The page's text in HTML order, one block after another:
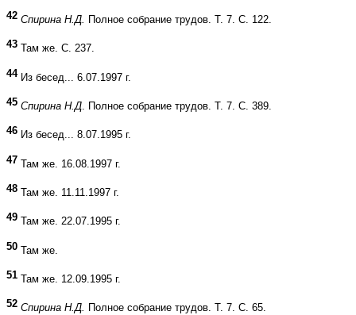
42 Спирина Н.Д. Полное собрание трудов. Т. 7. С. 122.
43 Там же. С. 237.
44Из бесед... 6.07.1997 г.
45 Спирина Н.Д. Полное собрание трудов. Т. 7. С. 389.
46 Из бесед... 8.07.1995 г.
47 Там же. 16.08.1997 г.
48 Там же. 11.11.1997 г.
49 Там же. 22.07.1995 г.
50 Там же.
51 Там же. 12.09.1995 г.
52 Спирина Н.Д. Полное собрание трудов. Т. 7. С. 65.